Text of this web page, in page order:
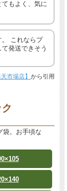
もよく、気に
。 これならプ
発送できそう
市場店】 から引用
袋。お手頃な